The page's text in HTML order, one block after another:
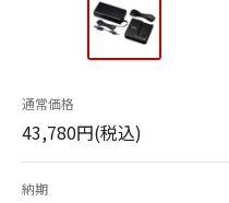
通常価格
43,780円(税込)
納期